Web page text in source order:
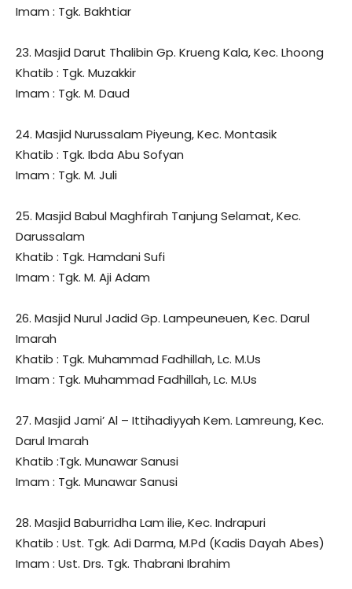
Imam : Tgk. Bakhtiar
23. Masjid Darut Thalibin Gp. Krueng Kala, Kec. Lhoong
Khatib : Tgk. Muzakkir
Imam : Tgk. M. Daud
24. Masjid Nurussalam Piyeung, Kec. Montasik
Khatib : Tgk. Ibda Abu Sofyan
Imam : Tgk. M. Juli
25. Masjid Babul Maghfirah Tanjung Selamat, Kec.
Darussalam
Khatib : Tgk. Hamdani Sufi
Imam : Tgk. M. Aji Adam
26. Masjid Nurul Jadid Gp. Lampeuneuen, Kec. Darul
Imarah
Khatib : Tgk. Muhammad Fadhillah, Lc. M.Us
Imam : Tgk. Muhammad Fadhillah, Lc. M.Us
27. Masjid Jami’ Al – Ittihadiyyah Kem. Lamreung, Kec.
Darul Imarah
Khatib :Tgk. Munawar Sanusi
Imam : Tgk. Munawar Sanusi
28. Masjid Baburridha Lam ilie, Kec. Indrapuri
Khatib : Ust. Tgk. Adi Darma, M.Pd (Kadis Dayah Abes)
Imam : Ust. Drs. Tgk. Thabrani Ibrahim